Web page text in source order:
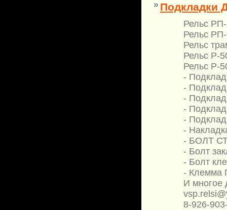
Подкладки
Рельс
Рельс
Рельс
Рельс Р-
Рельс Р-
-
-
-
-
-
-
- БОЛТ
- Болт
- Болт
- Клемма
И многое
8-926-